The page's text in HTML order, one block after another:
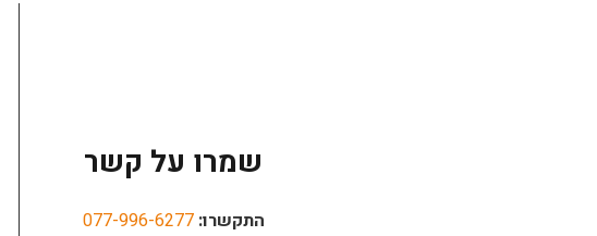
שמרו על קשר
התקשרו: 077-996-6277